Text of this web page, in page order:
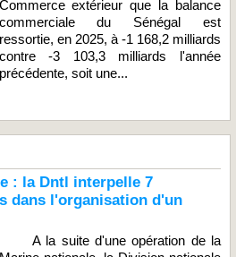
Commerce extérieur que la balance
commerciale du Sénégal est
ressortie, en 2025, à -1 168,2 milliards
contre -3 103,3 milliards l'année
précédente, soit une...
: la Dntl interpelle 7
dans l'organisation d'un
A la suite d'une opération de la